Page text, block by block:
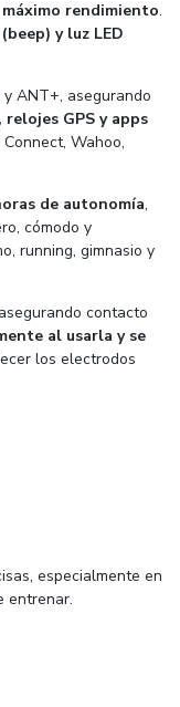
rendimiento.
y luz LED
ANT+, asegurando
GPS y apps
Wahoo,
de autonomía,
cómodo y
running, gimnasio y
contacto
al usarla y se
los electrodos
especialmente en
entrenar.